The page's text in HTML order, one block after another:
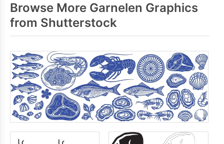
Browse More Garnelen Graphics
from Shutterstock